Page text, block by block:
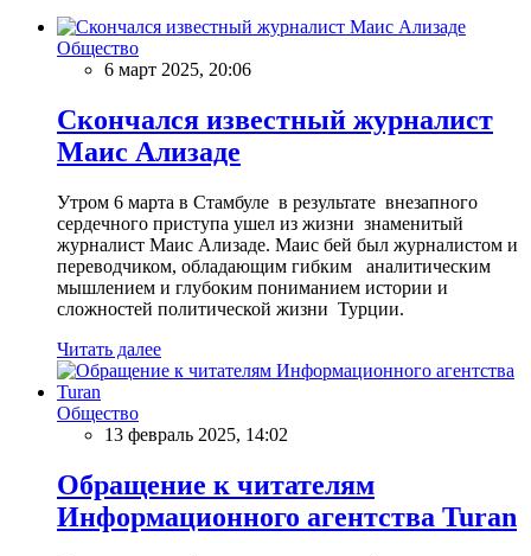
Общество
6 март 2025, 20:06
Скончался известный журналист
Маис Ализаде
Утром 6 марта в Стамбуле в результате внезапного
сердечного приступа ушел из жизни знаменитый
журналист Маис Ализаде. Маис бей был журналистом и
переводчиком, обладающим гибким аналитическим
мышлением и глубоким пониманием истории и
сложностей политической жизни Турции.
Читать далее
Общество
13 февраль 2025, 14:02
Обращение к читателям
Информационного агентства Turan